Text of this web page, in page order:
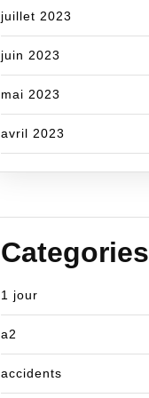
juillet 2023
juin 2023
mai 2023
avril 2023
Categories
1 jour
a2
accidents